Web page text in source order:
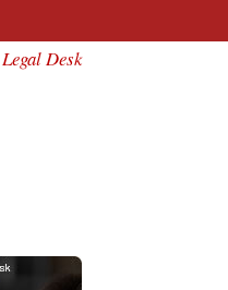
Legal Desk